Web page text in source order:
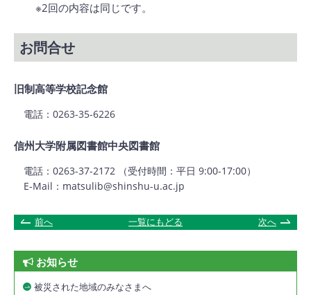
※2回の内容は同じです。
お問合せ
旧制高等学校記念館
電話：0263-35-6226
信州大学附属図書館中央図書館
電話：0263-37-2172 （受付時間：平日 9:00-17:00）
E-Mail：matsulib@shinshu-u.ac.jp
前へ 一覧にもどる 次へ
お知らせ
被災された地域のみなさまへ